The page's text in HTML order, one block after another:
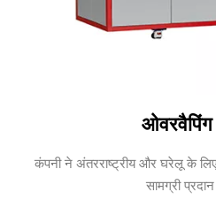
ओवरवैपिंग
कंपनी ने अंतरराष्ट्रीय और घरेलू के
सामग्री